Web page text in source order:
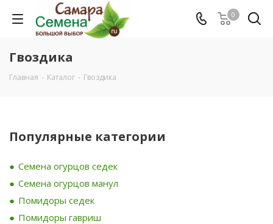
0
Гвоздика
Главная - Каталог - Гвоздика
Популярные категории
Семена огурцов седек
Семена огурцов манул
Помидоры седек
Помидоры гавриш